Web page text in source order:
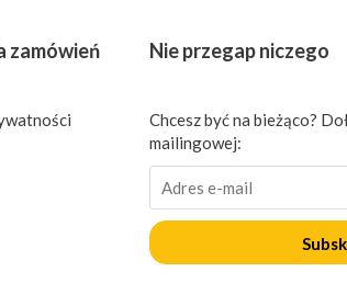
zamówień Nie przegap niczego
Chcesz być na bieżąco?
mailingowej: